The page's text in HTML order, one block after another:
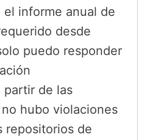
informe anual de
desde
puedo responder
partir de las
hubo violaciones
repositorios de